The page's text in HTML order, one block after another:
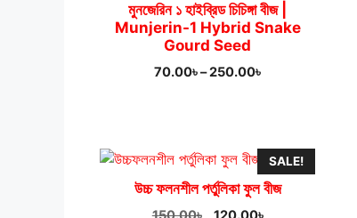
মুনজেরিন ১ হাইব্রিড চিচিঙ্গা বীজ |
Munjerin-1 Hybrid Snake
Gourd Seed
70.00৳–250.00৳Price
250.00৳
SALE!
উচ্চ ফলনশীল পর্তুলিকা ফুল বীজ
OriginalCurrent